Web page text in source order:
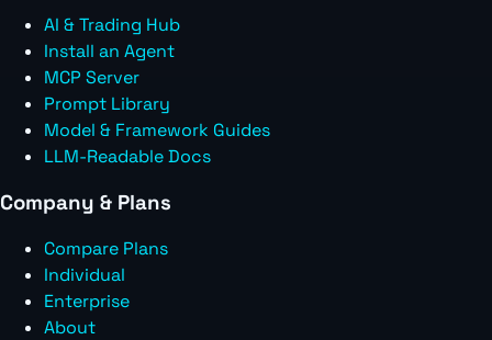
AI & Trading Hub
Install an Agent
MCP Server
Prompt Library
Model & Framework Guides
LLM-Readable Docs
Company & Plans
Compare Plans
Individual
Enterprise
About